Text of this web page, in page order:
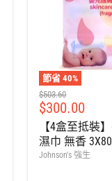
節省40%
建
議
零
售
價
$503.60
售
價
$300.00
【4盒至抵裝
濕巾 無香
Johnson's 強生